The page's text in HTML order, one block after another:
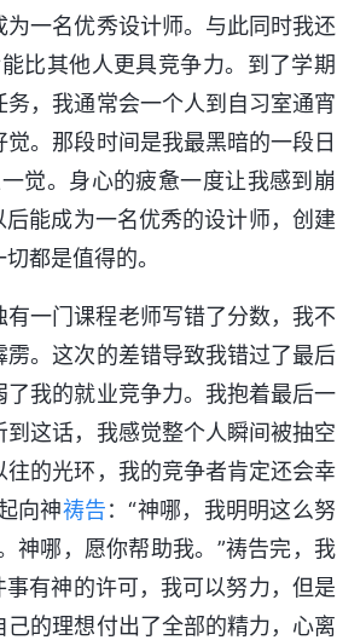
一名优秀设计师。与此同时我还
比其他人更具竞争力。到了学期
，我通常会一个人到自习室通宵
。那段时间是我最黑暗的一段日
觉。身心的疲惫一度让我感到崩
能成为一名优秀的设计师，创建
都是值得的。
一门课程老师写错了分数，我不
。这次的差错导致我错过了最后
我的就业竞争力。我抱着最后一
这话，我感觉整个人瞬间被抽空
的光环，我的竞争者肯定还会幸
向神祷告：“神哪，我明明这么努
神哪，愿你帮助我。”祷告完，我
有神的许可，我可以努力，但是
的理想付出了全部的精力，心离